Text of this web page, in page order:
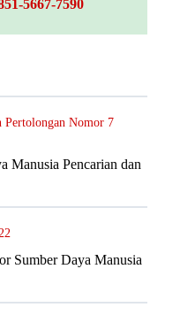
5667-7590
Pertolongan Nomor 7
Manusia Pencarian dan
Sumber Daya Manusia